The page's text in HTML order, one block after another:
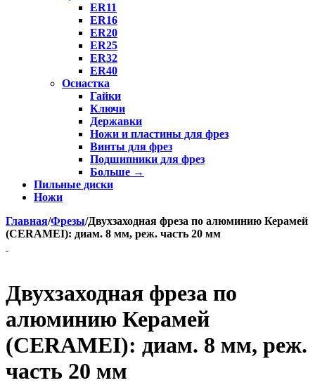
ER11
ER16
ER20
ER25
ER32
ER40
Оснастка
Гайки
Ключи
Державки
Ножи и пластины для фрез
Винты для фрез
Подшипники для фрез
Больше →
Пильные диски
Ножи
Главная/Фрезы/Двухзаходная фреза по алюминию Керамей
(CERAMEI): диам. 8 мм, реж. часть 20 мм
Двухзаходная фреза по
алюминию Керамей
(CERAMEI): диам. 8 мм, реж.
часть 20 мм